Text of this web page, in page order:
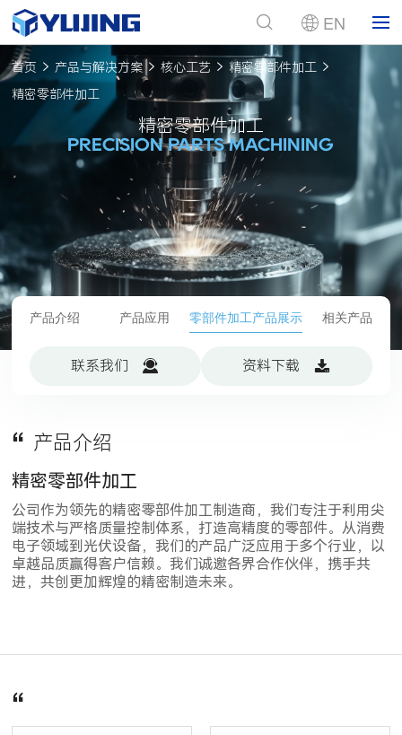
EN
首页 产品与解决方案 核心工艺
精密零部件加工
精密零部件加工
精密零部件加工
PRECISION PARTS MACHINING
产品介绍 产品应用 零部件加工产品展示 相关产品
联系我们 资料下载
产品介绍
精密零部件加工
公司作为领先的精密零部件加工制造商，我们专注于利用尖
端技术与严格质量控制体系，打造高精度的零部件。从消费
电子领域到光伏设备，我们的产品广泛应用于多个行业，以
卓越品质赢得客户信赖。我们诚邀各界合作伙伴，携手共
进，共创更加辉煌的精密制造未来。